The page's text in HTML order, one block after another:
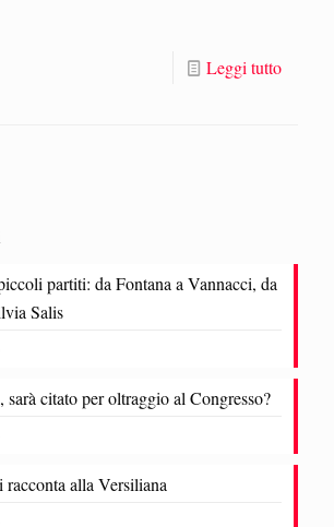
Leggi tutto
partiti: da Fontana a Vannacci, da
Salis
citato per oltraggio al Congresso?
alla Versiliana